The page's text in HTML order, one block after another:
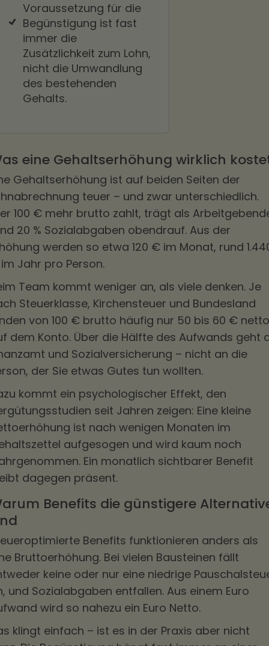
Voraussetzung für die
Begünstigung ist fast
immer die
Zusätzlichkeit zum Lohn,
nicht die Umwandlung
des bestehenden
Gehalts.
eine Gehaltserhöhung wirklich
Gehaltserhöhung ist auf beiden Seiten der
teuer – und zwar unterschiedlich.
100 € mehr brutto zahlt, trägt als
20 % Sozialabgaben obendrauf. Aus der
werden so etwa 120 € im Monat, rund
Jahr pro Person.
Team kommt weniger an, als viele denken. Je
Steuerklasse, Kirchensteuer und Bundesland
von 100 € brutto häufig nur 50 bis 60 € netto
dem Konto. Über die Hälfte des Aufwands geht
und Sozialversicherung – nicht an die
der Sie etwas Gutes tun wollten.
kommt ein psychologischer Effekt, den
seit Jahren zeigen: Eine kleine
ist nach wenigen Monaten im
aufgesogen und wird kaum noch
Ein monatlich sichtbarer Benefit
dagegen präsent.
Benefits die günstigere
Benefits funktionieren anders als
Bruttoerhöhung. Bei vielen Bausteinen fällt
keine oder nur eine niedrige
und Sozialabgaben entfallen. Aus einem Euro
wird so nahezu ein Euro Netto.
klingt einfach – ist es in der Praxis aber nicht